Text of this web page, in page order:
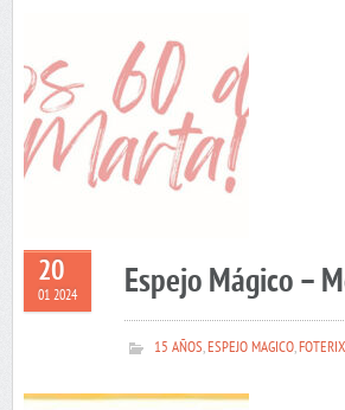
20
01 2024 Espejo Mágico –
15 AÑOS,ESPEJO MAGICO,FOTERIX